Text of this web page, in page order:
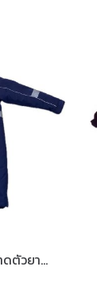
DW-90 เสื้อห้องเย็น ขนาดตัวยาว 90 ซม.